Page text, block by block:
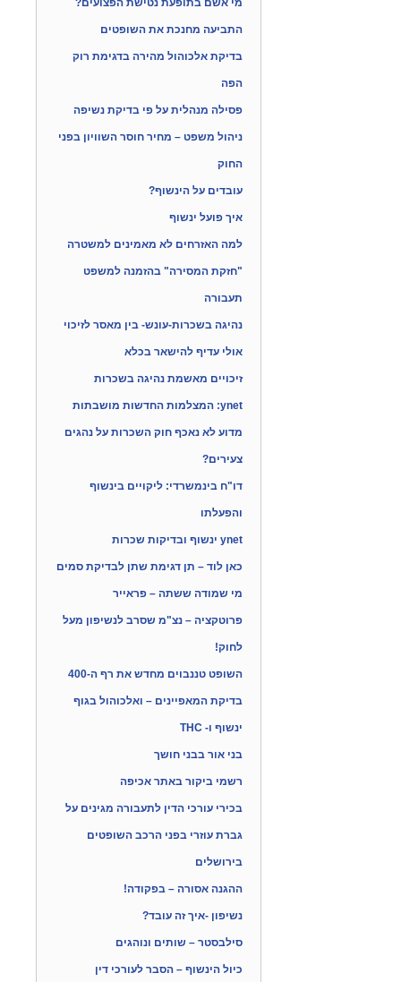
מי אשם בתופעת נטישת הפצועים?
התביעה מחנכת את השופטים
בדיקת אלכוהול מהירה בדגימת רוק
הפה
פסילה מנהלית על פי בדיקת נשיפה
ניהול משפט – מחיר חוסר השוויון בפני
החוק
עובדים על הינשוף?
איך פועל ינשוף
למה האזרחים לא מאמינים למשטרה
"חזקת המסירה" בהזמנה למשפט
תעבורה
נהיגה בשכרות-עונש- בין מאסר לזיכוי
אולי עדיף להישאר בכלא
זיכויים מאשמת נהיגה בשכרות
ynet: המצלמות החדשות מושבתות
מדוע לא נאכף חוק השכרות על נהגים
צעירים?
דו"ח בינמשרדי: ליקויים בינשוף
והפעלתו
ynet ינשוף ובדיקות שכרות
כאן לוד – תן דגימת שתן לבדיקת סמים
מי שמודה ששתה – פראייר
פרוטקציה – נצ"מ שסרב לנשיפון מעל
לחוק!
השופט טננבוים מחדש את רף ה-400
בדיקת המאפיינים – ואלכוהול בגוף
ינשוף ו- THC
בני אור בבני חושך
רשמי ביקור באתר אכיפה
בכירי עורכי הדין לתעבורה מגינים על
גברת עוזרי בפני הרכב השופטים
בירושלים
ההגנה אסורה – בפקודה!
נשיפון -איך זה עובד?
סילבסטר – שותים ונוהגים
כיול הינשוף – הסבר לעורכי דין